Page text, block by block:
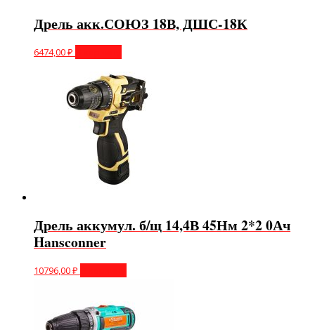
Дрель акк.СОЮЗ 18В, ДШС-18К
6474,00₽
Дрель аккумул. б/щ 14,4В 45Нм 2*2 0Ач
Hansconner
10796,00₽